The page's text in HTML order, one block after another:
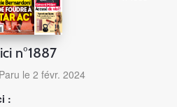
n°1887
Paru le 2 févr. 2024
: